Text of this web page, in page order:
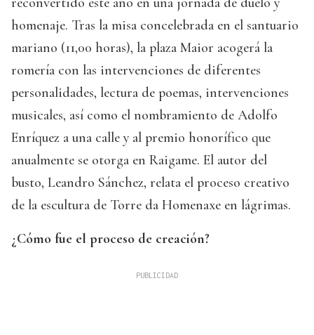
homenaje. Tras la misa concelebrada en el santuario
mariano (11,00 horas), la plaza Maior acogerá la
romería con las intervenciones de diferentes
personalidades, lectura de poemas, intervenciones
musicales, así como el nombramiento de Adolfo
Enríquez a una calle y al premio honorífico que
anualmente se otorga en Raigame. El autor del
busto, Leandro Sánchez, relata el proceso creativo
de la escultura de Torre da Homenaxe en lágrimas.
¿Cómo fue el proceso de creación?